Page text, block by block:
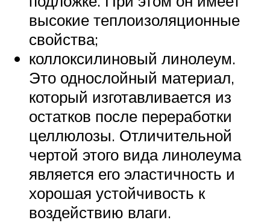
высокие теплоизоляционные
свойства;
коллоксилиновый линолеум.
Это однослойный материал,
который изготавливается из
остатков после переработки
целлюлозы. Отличительной
чертой этого вида линолеума
является его эластичность и
хорошая устойчивость к
воздействию влаги.